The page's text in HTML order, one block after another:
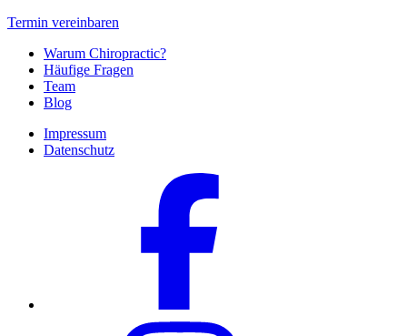
Termin vereinbaren
Warum Chiropractic?
Häufige Fragen
Team
Blog
Impressum
Datenschutz